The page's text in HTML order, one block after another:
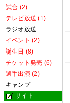
試合 (2)
テレビ放送 (1)
ラジオ放送
イベント (2)
誕生日 (8)
チケット発売 (6)
選手出演 (2)
キャンプ
サイト